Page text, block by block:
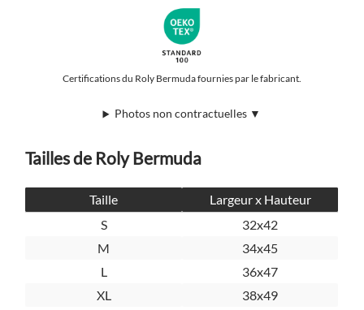
Certifications du Roly Bermuda fournies par le fabricant.
Photos non contractuelles ▼
Tailles de Roly Bermuda
Taille
Largeur x Hauteur
S
32x42
M
34x45
L
36x47
XL
38x49